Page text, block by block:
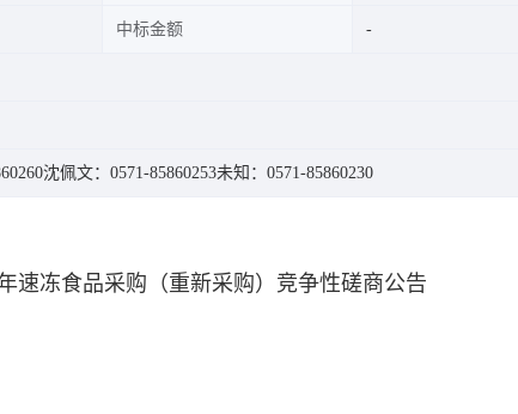
中标金额
沈佩文：0571-85860253未知：0571-85860230
速冻食品采购（重新采购）竞争性磋商公告